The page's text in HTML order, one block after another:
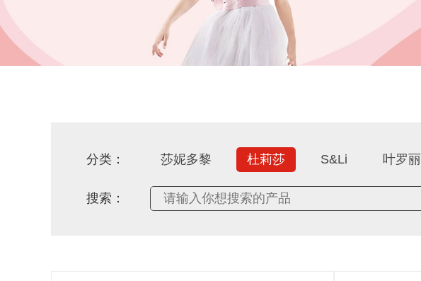
分类： 莎妮多黎 杜莉莎 S&Li 叶罗丽
搜索：